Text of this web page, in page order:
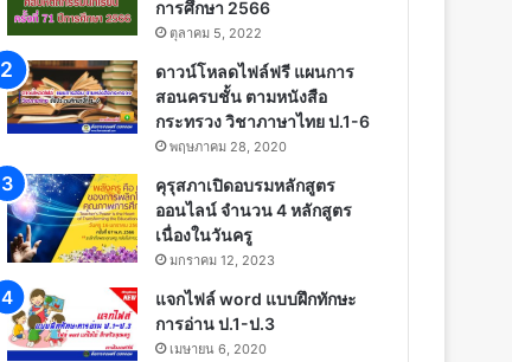
การศึกษา 2566
ตุลาคม 5, 2022
ดาวน์โหลดไฟล์ฟรี แผนการ
สอนครบชั้น ตามหนังสือ
กระทรวง วิชาภาษาไทย ป.1-6
พฤษภาคม 28, 2020
คุรุสภาเปิดอบรมหลักสูตร
ออนไลน์ จำนวน 4 หลักสูตร
เนื่องในวันครู
มกราคม 12, 2023
แจกไฟล์ word แบบฝึกทักษะ
การอ่าน ป.1-ป.3
เมษายน 6, 2020